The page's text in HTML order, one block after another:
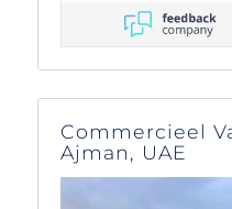
responsive to our
needs and curated
the right collection
properties for
efficient viewing.
process, Ab
managed the
aspects of the
Commercieel
Ajman, UAE